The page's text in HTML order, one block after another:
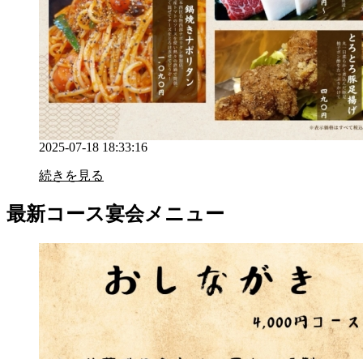
2025-07-18 18:33:16
続きを見る
最新コース宴会メニュー